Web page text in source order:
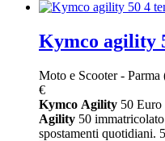
Kymco agility
Moto e Scooter- Parma
€
Kymco Agility 50 Euro
Agility 50
spostamenti quotidiani.